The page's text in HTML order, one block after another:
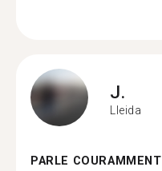
J.
Lleida
PARLE COURAMMENT